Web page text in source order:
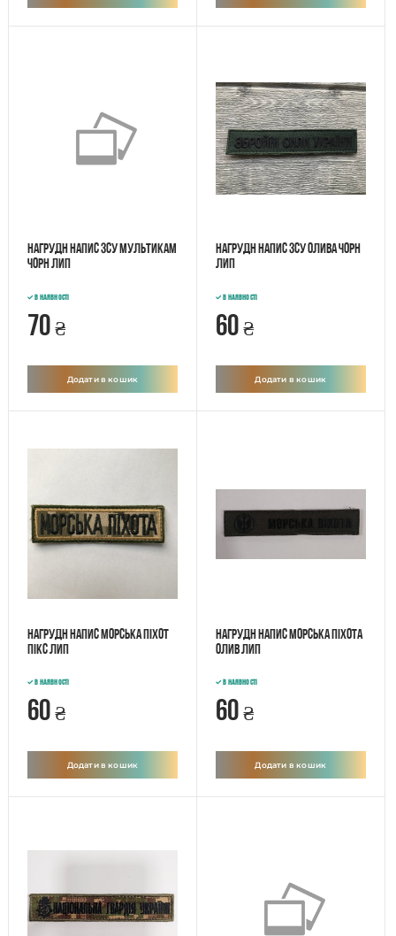
Нагрудн напис ЗСУ Мультикам
чорн лип
В наявності
70 ₴
Додати в кошик
Нагрудн напис ЗСУ олива чорн
лип
В наявності
60 ₴
Додати в кошик
Нагрудн напис Морська піхот
пікс лип
В наявності
60 ₴
Додати в кошик
Нагрудн напис Морська піхота
олив лип
В наявності
60 ₴
Додати в кошик